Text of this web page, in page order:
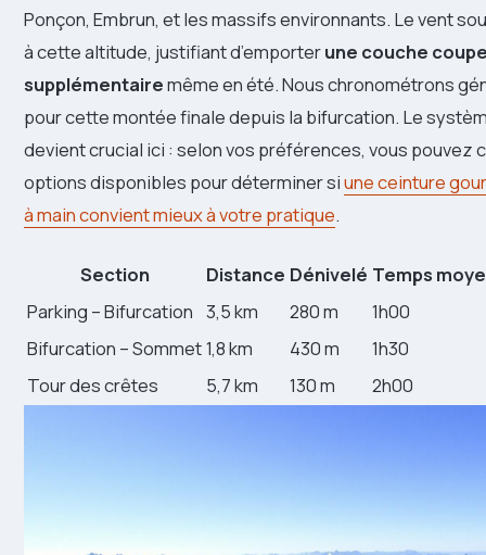
Ponçon, Embrun, et les massifs environnants. Le vent
à cette altitude, justifiant d’emporterune couche
supplémentairemême en été. Nous chronométrons
pour cette montée finale depuis la bifurcation. Le
devient crucial ici : selon vos préférences, vous pouvez
options disponibles pour déterminer siune ceinture
à main convient mieux à votre pratique.
Section Distance Dénivelé Temps
Parking – Bifurcation 3,5 km 280 m
1h00
Bifurcation – Sommet1,8 km 430 m
1h30
Tour des crêtes
5,7 km 130 m 2h00